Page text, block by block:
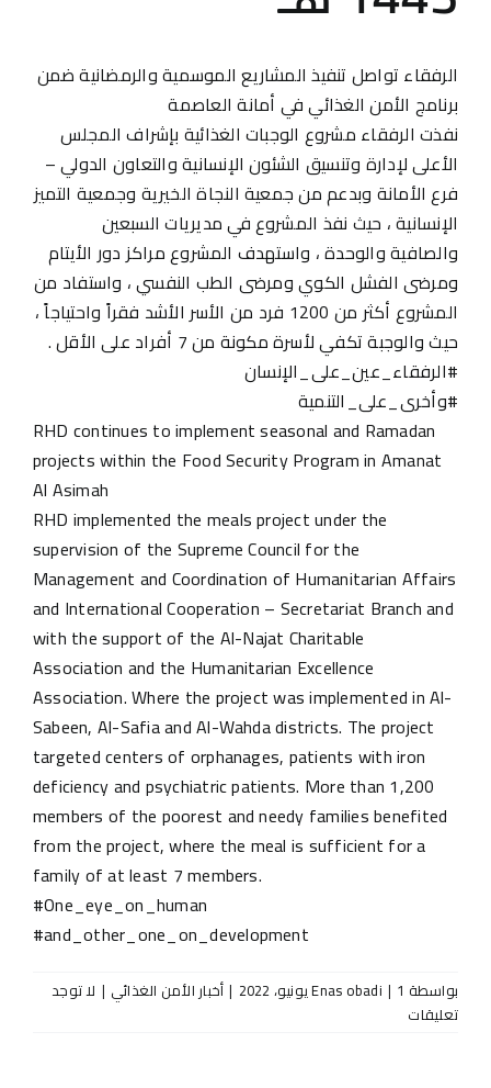
الرفقاء تواصل تنفيذ المشاريع الموسمية والرمضانية ضمن
برنامج الأمن الغذائي في أمانة العاصمة
نفذت الرفقاء مشروع الوجبات الغذائية بإشراف المجلس
الأعلى لإدارة وتنسيق الشئون الإنسانية والتعاون الدولي –
فرع الأمانة وبدعم من جمعية النجاة الخيرية وجمعية التميز
الإنسانية ، حيث نفذ المشروع في مديريات السبعين
والصافية والوحدة ، واستهدف المشروع مراكز دور الأيتام
ومرضى الفشل الكوي ومرضى الطب النفسي ، واستفاد من
المشروع أكثر من 1200 فرد من الأسر الأشد فقراً واحتياجاً ،
حيث والوجبة تكفي لأسرة مكونة من 7 أفراد على الأقل .
#الرفقاء_عين_على_الإنسان
#وأخرى_على_التنمية
RHD continues to implement seasonal and Ramadan
projects within the Food Security Program in Amanat
Al Asimah
RHD implemented the meals project under the
supervision of the Supreme Council for the
Management and Coordination of Humanitarian Affairs
and International Cooperation – Secretariat Branch and
with the support of the Al-Najat Charitable
Association and the Humanitarian Excellence
Association. Where the project was implemented in Al-
Sabeen, Al-Safia and Al-Wahda districts. The project
targeted centers of orphanages, patients with iron
deficiency and psychiatric patients. More than 1,200
members of the poorest and needy families benefited
from the project, where the meal is sufficient for a
family of at least 7 members.
#One_eye_on_human
#and_other_one_on_development
بواسطة Enas obadi | 1 يونيو، 2022 | أخبار الأمن الغذائي | لا توجد
تعليقات